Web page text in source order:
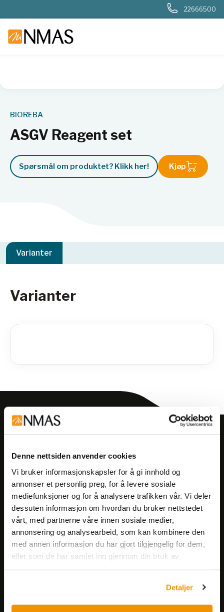
Denne nettsiden anvender cookies
Vi bruker informasjonskapsler for å gi innhold og
annonser et personlig preg, for å levere sosiale
mediefunksjoner og for å analysere trafikken vår. Vi deler
dessuten informasjon om hvordan du bruker nettstedet
vårt, med partnerne våre innen sosiale medier,
annonsering og analysearbeid, som kan kombinere den
med annen informasjon du har gjort tilgjengelig for dem,
eller som de har samlet inn gjennom din bruk av
Detaljer
22666500
BIOREBA
ASGV Reagent set
Spørsmål om produktet? Klikk her! Kjøp
Varianter
Varianter
Få informasjon om produkter,
Meld på nyhetsbrev